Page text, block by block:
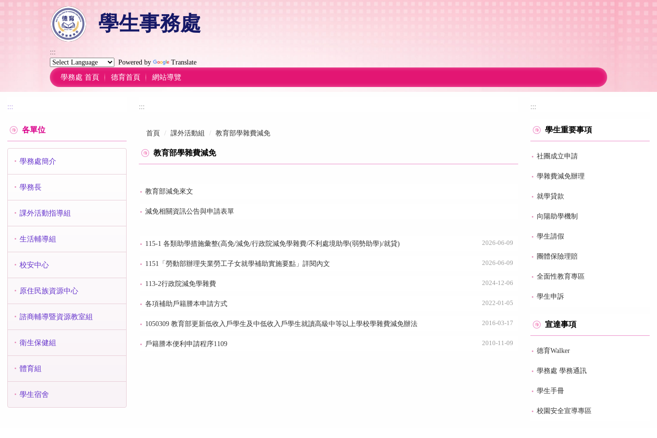
學生事務處
:::
Powered by
Translate
學務處 首頁 德育首頁 網站導覽
:::
各單位
學務處簡介
學務長
課外活動指導組
生活輔導組
校安中心
原住民族資源中心
諮商輔導暨資源教室組
衛生保健組
體育組
學生宿舍
:::
首頁 課外活動組 教育部學雜費減免
教育部學雜費減免
教育部減免來文
減免相關資訊公告與申請表單
115-1 各類助學措施彙整(高免/減免/行政院減免學雜費/不利處境助學(弱勢助學)/就貸) 2026-06-09
1151「勞動部辦理失業勞工子女就學補助實施要點」詳閱內文 2026-06-09
113-2行政院減免學雜費 2024-12-06
各項補助戶籍謄本申請方式 2022-01-05
1050309 教育部更新低收入戶學生及中低收入戶學生就讀高級中等以上學校學雜費減免辦法 2016-03-17
戶籍謄本便利申請程序1109 2010-11-09
:::
學生重要事項
社團成立申請
學雜費減免辦理
就學貸款
向陽助學機制
學生請假
團體保險理賠
全面性教育專區
學生申訴
宣達事項
德育Walker
學務處 學務通訊
學生手冊
校園安全宣導專區